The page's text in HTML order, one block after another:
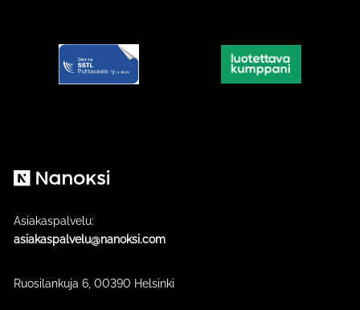
Asiakaspalvelu:
asiakaspalvelu@nanoksi.com
Ruosilankuja 6, 00390 Helsinki